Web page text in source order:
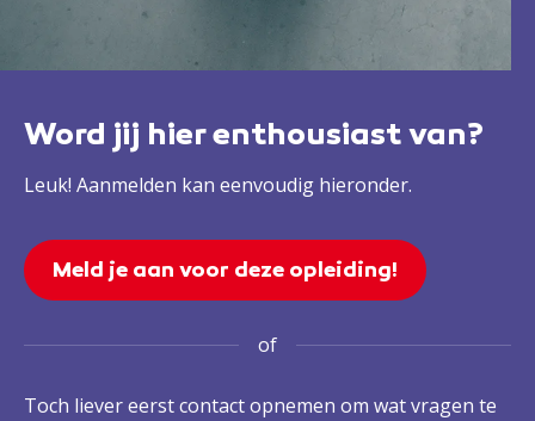
Word jij hier enthousiast van?
Leuk! Aanmelden kan eenvoudig hieronder.
Meld je aan voor deze opleiding!
of
Toch liever eerst contact opnemen om wat vragen te